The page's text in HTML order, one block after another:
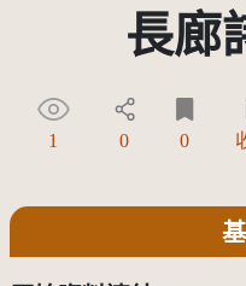
長廊
1 0 0